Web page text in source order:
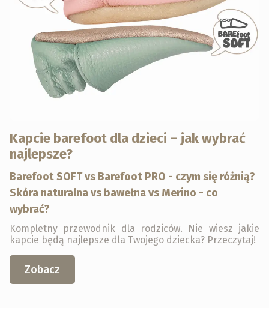
Kapcie barefoot dla dzieci – jak wybrać
najlepsze?
Barefoot SOFT vs Barefoot PRO - czym się różnią?
Skóra naturalna vs bawełna vs Merino - co
wybrać?
Kompletny przewodnik dla rodziców. Nie wiesz jakie
kapcie będą najlepsze dla Twojego dziecka? Przeczytaj!
Zobacz